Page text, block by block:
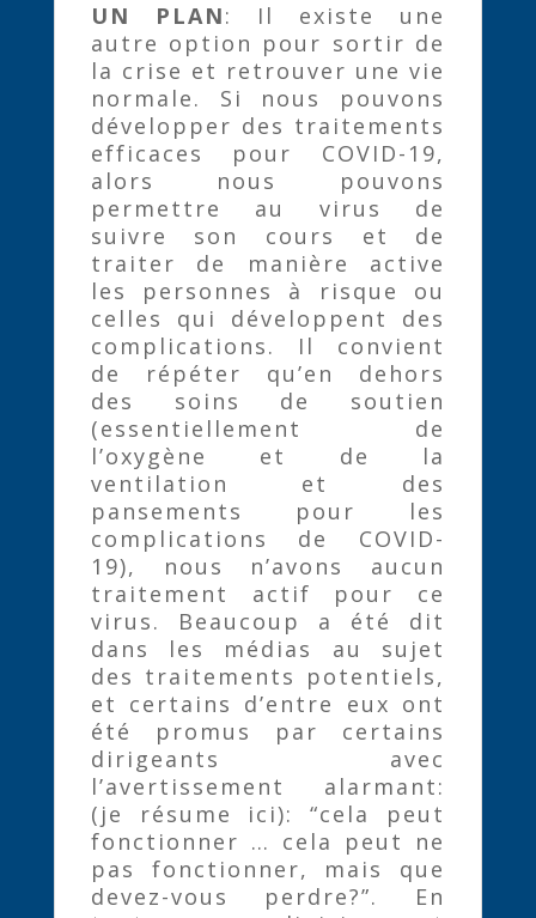
UN PLAN: Il existe une
autre option pour sortir de
la crise et retrouver une vie
normale. Si nous pouvons
développer des traitements
efficaces pour COVID-19,
alors nous pouvons
permettre au virus de
suivre son cours et de
traiter de manière active
les personnes à risque ou
celles qui développent des
complications. Il convient
de répéter qu’en dehors
des soins de soutien
(essentiellement de
l’oxygène et de la
ventilation et des
pansements pour les
complications de COVID-
19), nous n’avons aucun
traitement actif pour ce
virus. Beaucoup a été dit
dans les médias au sujet
des traitements potentiels,
et certains d’entre eux ont
été promus par certains
dirigeants avec
l’avertissement alarmant:
(je résume ici): “cela peut
fonctionner … cela peut ne
pas fonctionner, mais que
devez-vous perdre?”. En